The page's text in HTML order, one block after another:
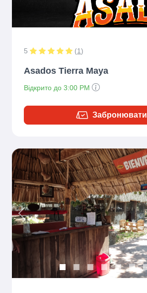
5 (1)
Asados Tierra Maya
Відкрито до 3:00 PM
Забронювати
Previous